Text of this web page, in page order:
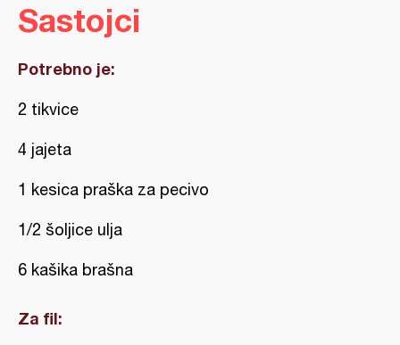
Sastojci
Potrebno je:
2 tikvice
4 jajeta
1 kesica praška za pecivo
1/2 šoljice ulja
6 kašika brašna
Za fil: